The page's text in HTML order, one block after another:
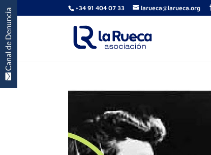
+34 91 404 07 33 larueca@larueca.org